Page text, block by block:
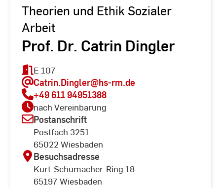
Theorien und Ethik Sozialer
Arbeit
Prof. Dr. Catrin Dingler
E 107
Catrin.Dingler@hs-rm.de
+49 611 94951388
nach Vereinbarung
Postanschrift
Postfach 3251
65022 Wiesbaden
Besuchsadresse
Kurt-Schumacher-Ring 18
65197 Wiesbaden